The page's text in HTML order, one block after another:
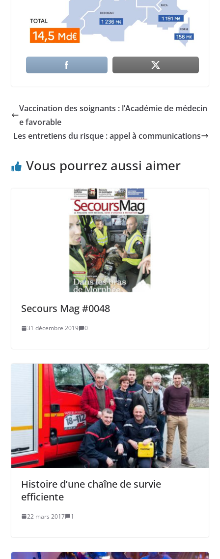
Vaccination des soignants : l’Académie de médecin
e favorable
Les entretiens du risque : appel à communications
Vous pourrez aussi aimer
Secours Mag #0048
31 décembre 2019 0
Histoire d’une chaîne de survie
efficiente
22 mars 2017 1